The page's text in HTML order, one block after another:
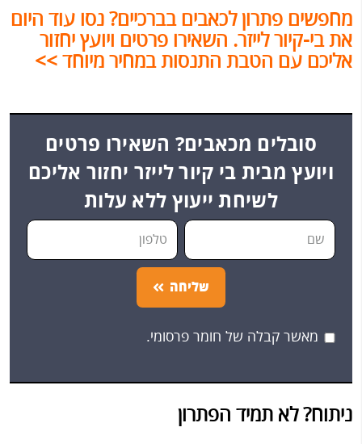
מחפשים פתרון לכאבים בברכיים? נסו עוד היום
את בי-קיור לייזר. השאירו פרטים ויועץ יחזור
אליכם עם הטבת התנסות במחיר מיוחד >>
סובלים מכאבים? השאירו פרטים
ויועץ מבית בי קיור לייזר יחזור אליכם
לשיחת ייעוץ ללא עלות
שליחה
מאשר קבלה של חומר פרסומי.
ניתוח? לא תמיד הפתרון